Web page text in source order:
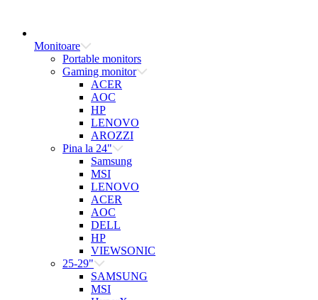
Monitoare
Portable monitors
Gaming monitor
ACER
AOC
HP
LENOVO
AROZZI
Pina la 24"
Samsung
MSI
LENOVO
ACER
AOC
DELL
HP
VIEWSONIC
25-29"
SAMSUNG
MSI